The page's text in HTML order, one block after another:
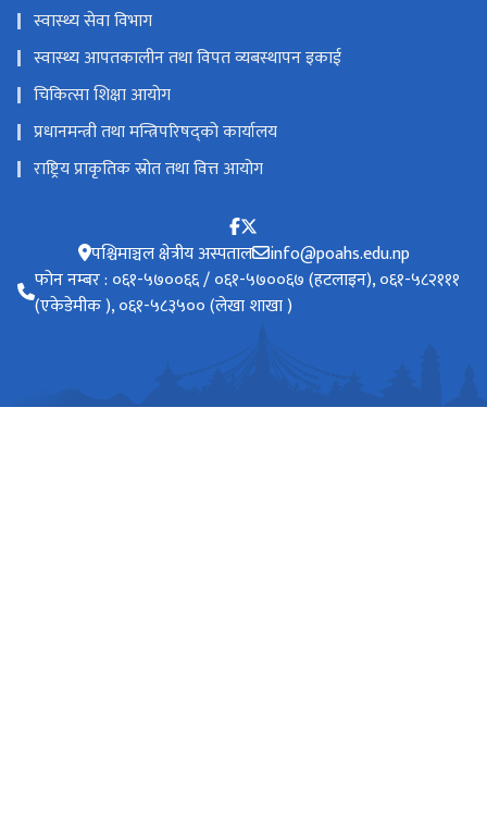
स्वास्थ्य सेवा विभाग
स्वास्थ्य आपतकालीन तथा विपत व्यबस्थापन इकाई
चिकित्सा शिक्षा आयोग
प्रधानमन्त्री तथा मन्त्रिपरिषद्को कार्यालय
राष्ट्रिय प्राकृतिक स्रोत तथा वित्त आयोग
पश्चिमाञ्चल क्षेत्रीय अस्पताल info@poahs.edu.np
फोन नम्बर : ०६१-५७००६६ / ०६१-५७००६७ (हटलाइन), ०६१-५८२१११
(एकेडेमीक ), ०६१-५८३५०० (लेखा शाखा )